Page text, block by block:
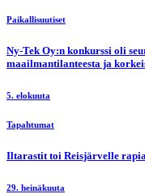
Paikallisuutiset
Ny-Tek Oy:n konkurssi oli
maailmantilanteesta ja
5. elokuuta
Tapahtumat
Iltarastit toi Reisjärvelle
29. heinäkuuta